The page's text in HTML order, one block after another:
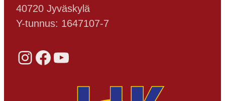
40720 Jyväskylä
Y-tunnus: 1647107-7
Instagram Facebook YouTube